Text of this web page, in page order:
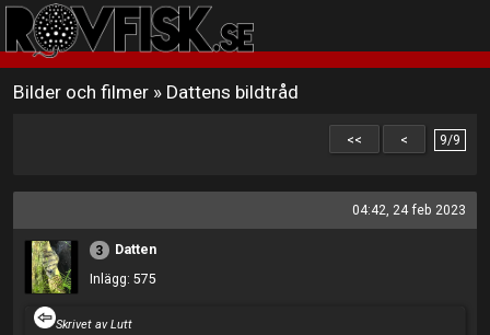
Bilder och filmer » Dattens bildtråd
<< < 9/9
04:42, 24 feb 2023
3
Datten
Inlägg: 575
Skrivet av Lutt